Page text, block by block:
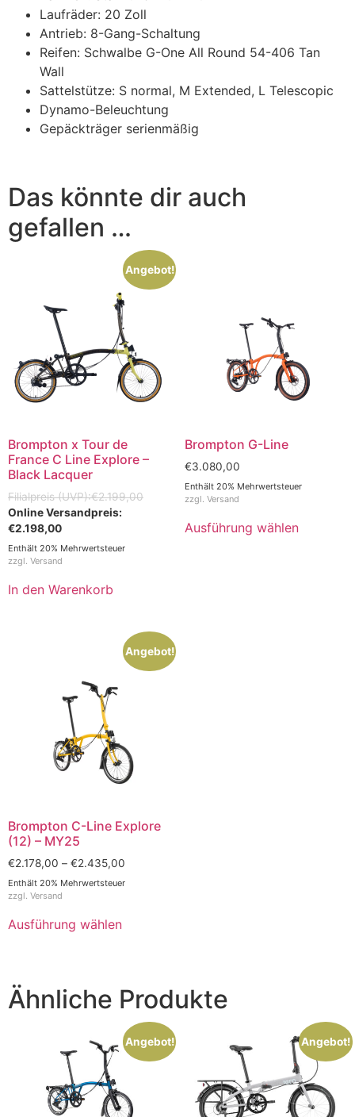
Laufräder: 20 Zoll
Antrieb: 8-Gang-Schaltung
Reifen: Schwalbe G-One All Round 54-406 Tan
Wall
Sattelstütze: S normal, M Extended, L Telescopic
Dynamo-Beleuchtung
Gepäckträger serienmäßig
Das könnte dir auch
gefallen …
Angebot!
Brompton x Tour de
France C Line Explore –
Black Lacquer
€2.199,00
€2.198,00
Enthält 20% Mehrwertsteuer
zzgl. Versand
In den Warenkorb
Brompton G-Line
€3.080,00
Enthält 20% Mehrwertsteuer
zzgl. Versand
Ausführung wählen
Angebot!
Brompton C-Line Explore
(12) – MY25
€2.178,00 – €2.435,00
Enthält 20% Mehrwertsteuer
zzgl. Versand
Ausführung wählen
Ähnliche Produkte
Angebot! Angebot!